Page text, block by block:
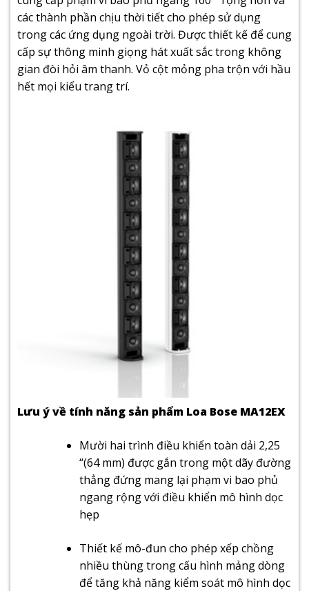
các thành phần chịu thời tiết cho phép sử dụng
trong các ứng dụng ngoài trời. Được thiết kế để cung
cấp sự thông minh giọng hát xuất sắc trong không
gian đòi hỏi âm thanh. Vỏ cột mỏng pha trộn với hầu
hết mọi kiểu trang trí.
Lưu ý về tính năng sản phẩm Loa Bose MA12EX
Mười hai trình điều khiển toàn dải 2,25
“(64 mm) được gắn trong một dãy đường
thẳng đứng mang lại phạm vi bao phủ
ngang rộng với điều khiển mô hình dọc
hẹp
Thiết kế mô-đun cho phép xếp chồng
nhiều thùng trong cấu hình mảng dòng
để tăng khả năng kiểm soát mô hình dọc